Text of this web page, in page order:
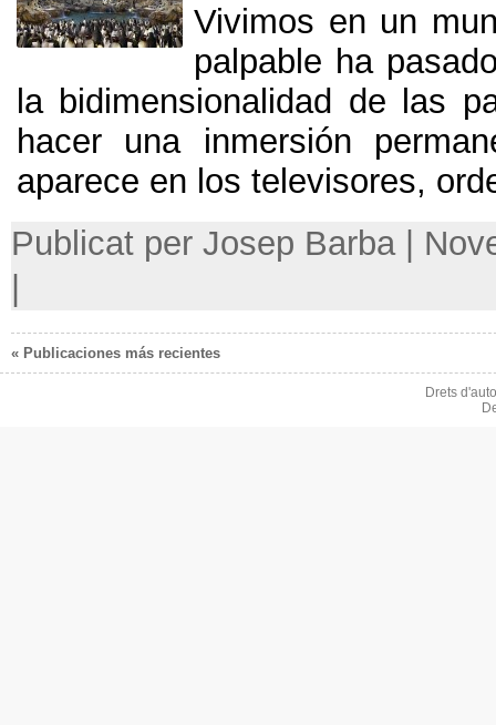
Vivimos en un
palpable ha
la bidimensionalidad de las
hacer una inmersión
aparece en los televisores,
Publicat per Josep Barba |
|
« Publicaciones más recientes
Drets